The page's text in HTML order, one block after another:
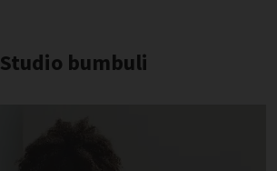
Studio bumbuli